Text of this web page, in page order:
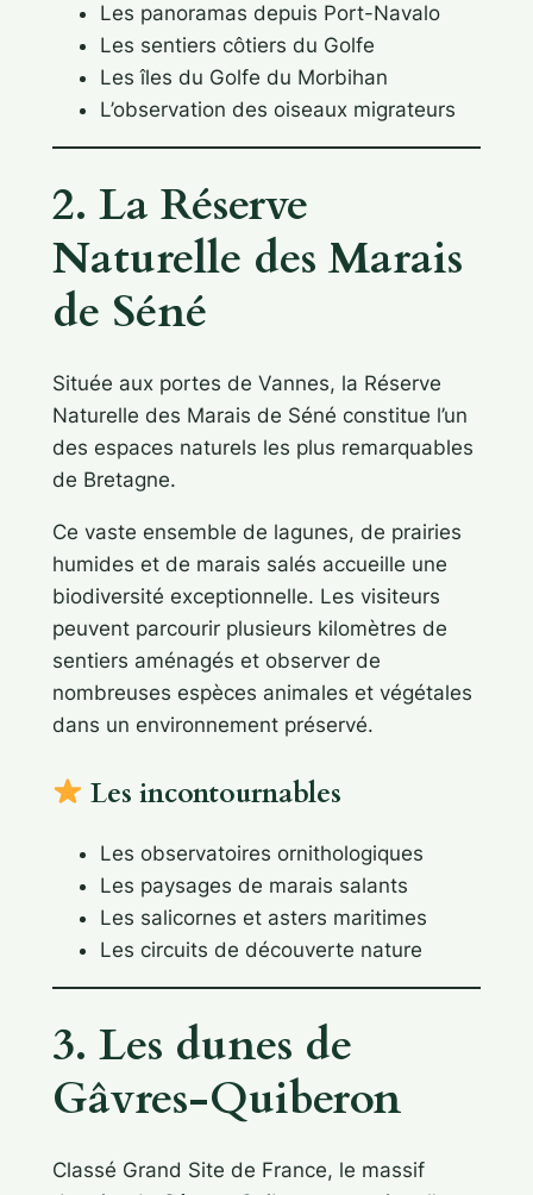
Les panoramas depuis Port-Navalo
Les sentiers côtiers du Golfe
Les îles du Golfe du Morbihan
L’observation des oiseaux migrateurs
2. La Réserve
Naturelle des Marais
de Séné
Située aux portes de Vannes, la Réserve
Naturelle des Marais de Séné constitue l’un
des espaces naturels les plus remarquables
de Bretagne.
Ce vaste ensemble de lagunes, de prairies
humides et de marais salés accueille une
biodiversité exceptionnelle. Les visiteurs
peuvent parcourir plusieurs kilomètres de
sentiers aménagés et observer de
nombreuses espèces animales et végétales
dans un environnement préservé.
Les incontournables
Les observatoires ornithologiques
Les paysages de marais salants
Les salicornes et asters maritimes
Les circuits de découverte nature
3. Les dunes de
Gâvres-Quiberon
Classé Grand Site de France, le massif